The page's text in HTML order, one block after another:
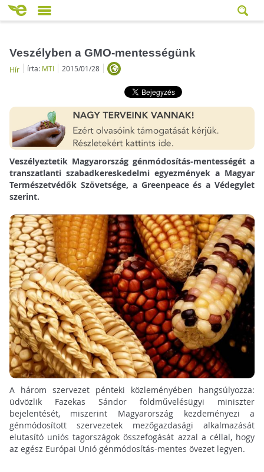
Veszélyben a GMO-mentességünk
Hír írta: MTI 2015/01/28
Veszélyeztetik Magyarország génmódosítás-mentességét a
transzatlanti szabadkereskedelmi egyezmények a Magyar
Természetvédők Szövetsége, a Greenpeace és a Védegylet
szerint.
A három szervezet pénteki közleményében hangsúlyozza:
üdvözlik Fazekas Sándor földművelésügyi miniszter
bejelentését, miszerint Magyarország kezdeményezi a
génmódosított szervezetek mezőgazdasági alkalmazását
elutasító uniós tagországok összefogását azzal a céllal, hogy
az egész Európai Unió génmódosítás-mentes övezet legyen.